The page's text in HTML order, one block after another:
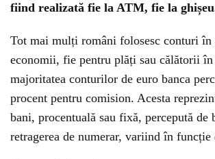
fiind realizată fie la ATM, fie la
Tot mai mulți români folosesc conturi în
economii, fie pentru plăți sau călătorii în
majoritatea conturilor de euro banca
procent pentru comision. Acesta
bani, procentuală sau fixă, percepută de
retragerea de numerar, variind în funcție